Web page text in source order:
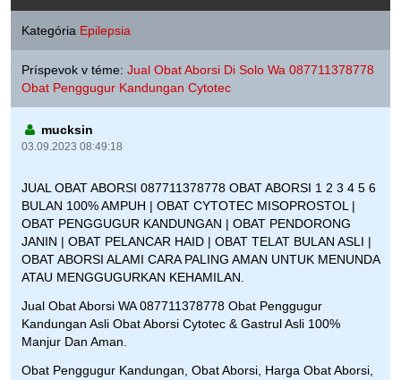
Kategória Epilepsia
Príspevok v téme: Jual Obat Aborsi Di Solo Wa 087711378778
Obat Penggugur Kandungan Cytotec
mucksin
03.09.2023 08:49:18
JUAL OBAT ABORSI 087711378778 OBAT ABORSI 1 2 3 4 5 6
BULAN 100% AMPUH | OBAT CYTOTEC MISOPROSTOL |
OBAT PENGGUGUR KANDUNGAN | OBAT PENDORONG
JANIN | OBAT PELANCAR HAID | OBAT TELAT BULAN ASLI |
OBAT ABORSI ALAMI CARA PALING AMAN UNTUK MENUNDA
ATAU MENGGUGURKAN KEHAMILAN.
Jual Obat Aborsi WA 087711378778 Obat Penggugur
Kandungan Asli Obat Aborsi Cytotec & Gastrul Asli 100%
Manjur Dan Aman.
Obat Penggugur Kandungan, Obat Aborsi, Harga Obat Aborsi,